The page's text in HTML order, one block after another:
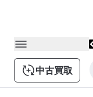
中古買取